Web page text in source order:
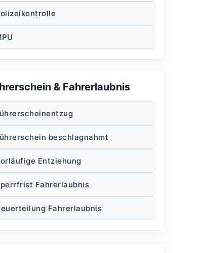
& Fahrerlaubnis
beschlagnahmt
Entziehung
Fahrerlaubnis
Fahrerlaubnis